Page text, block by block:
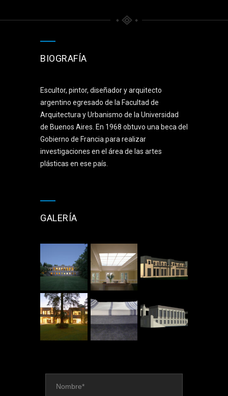
BIOGRAFÍA
Escultor, pintor, diseñador y arquitecto
argentino egresado de la Facultad de
Arquitectura y Urbanismo de la Universidad
de Buenos Aires. En 1968 obtuvo una beca del
Gobierno de Francia para realizar
investigaciones en el área de las artes
plásticas en ese país.
GALERÍA